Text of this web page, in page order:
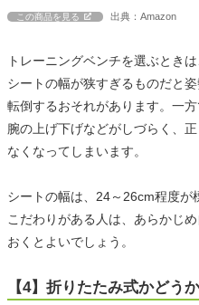
この商品を見る 出典：Amazon
トレーニングベンチを選ぶとき
シートの幅が狭すぎるものだと
転倒するおそれがあります。一
腕の上げ下げなどがしづらく、
なくなってしまいます。
シートの幅は、24～26cm程度が
こだわりがある人は、あらかじ
おくとよいでしょう。
【4】折りたたみ式かどう